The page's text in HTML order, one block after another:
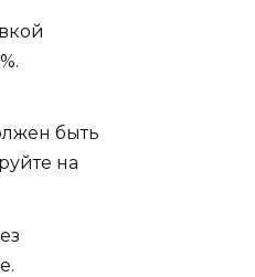
быть
на